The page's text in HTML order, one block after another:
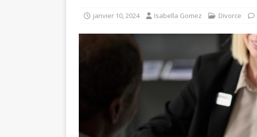
janvier 10, 2024 Isabella Gomez Divorce